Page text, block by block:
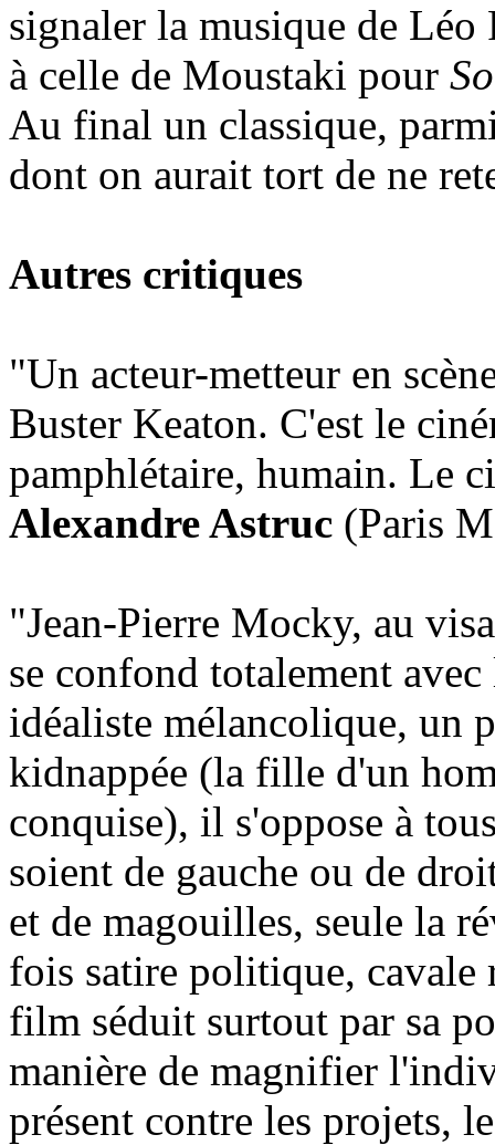
signaler la musique de Léo
à celle de Moustaki pour
Au final un classique,
dont on aurait tort de ne
Autres critiques
"Un acteur-metteur en
Buster Keaton. C'est le
pamphlétaire, humain. Le
Alexandre Astruc (Paris
"Jean-Pierre Mocky, au
se confond totalement
idéaliste mélancolique, un
kidnappée (la fille d'un
conquise), il s'oppose à
soient de gauche ou de
et de magouilles, seule la
fois satire politique, cavale
film séduit surtout par sa
manière de magnifier
présent contre les projets,